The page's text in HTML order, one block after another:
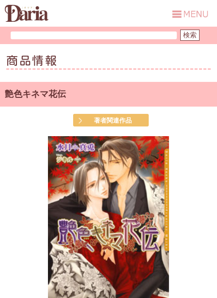
商品情報
艶色キネマ花伝
著者関連作品